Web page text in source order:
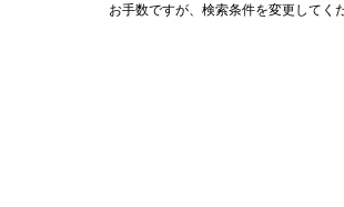
お手数ですが、検索条件を変更してく